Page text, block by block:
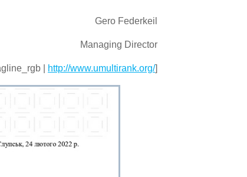
Gero Federkeil
Managing Director
| http://www.umultirank.org/]